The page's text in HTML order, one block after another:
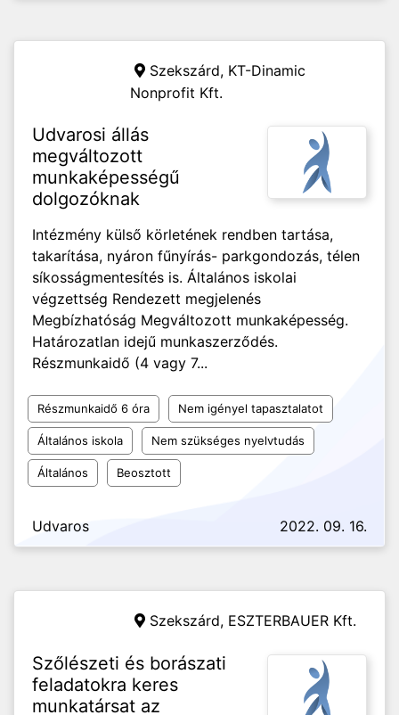
Szekszárd, KT-Dinamic
Nonprofit Kft.
Udvarosi állás
megváltozott
munkaképességű
dolgozóknak
Intézmény külső körletének rendben tartása,
takarítása, nyáron fűnyírás- parkgondozás, télen
síkosságmentesítés is. Általános iskolai
végzettség Rendezett megjelenés
Megbízhatóság Megváltozott munkaképesség.
Határozatlan idejű munkaszerződés.
Részmunkaidő (4 vagy 7...
Részmunkaidő 6 óra Nem igényel tapasztalatot
Általános iskola Nem szükséges nyelvtudás
Általános Beosztott
Udvaros 2022. 09. 16.
Szekszárd, ESZTERBAUER Kft.
Szőlészeti és borászati
feladatokra keres
munkatársat az